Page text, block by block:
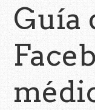
Guía